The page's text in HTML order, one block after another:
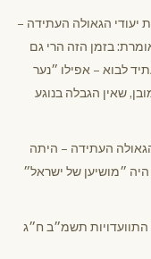
יעודי הגאולה העתידה –
בזמן הזה הרי גם
לבוא – אפילו ״נער
שאין הגבלה בנוגע
העתידה – היתה
״מושיען של ישראל״
לפי התוועדויות תשמ״ב ח״ג